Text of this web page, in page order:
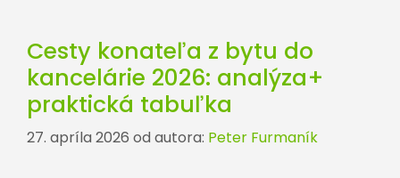
Cesty konateľa z bytu do
kancelárie 2026: analýza+
praktická tabuľka
27. apríla 2026 od autora: Peter Furmaník